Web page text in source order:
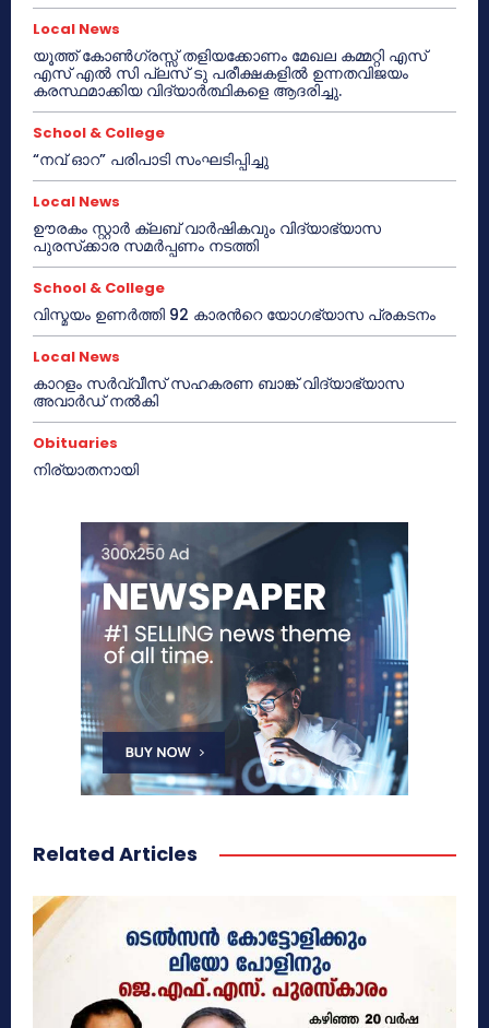
Local News
യൂത്ത് കോൺഗ്രസ്സ് തളിയക്കോണം മേഖല കമ്മറ്റി എസ്
എസ് എൽ സി പ്ലസ് ടു പരീക്ഷകളിൽ ഉന്നതവിജയം
കരസ്ഥമാക്കിയ വിദ്യാർത്ഥികളെ ആദരിച്ചു.
School & College
“നവ് ഓറ” പരിപാടി സംഘടിപ്പിച്ചു
Local News
ഊരകം സ്റ്റാർ ക്ലബ് വാർഷികവും വിദ്യാഭ്യാസ
പുരസ്‌ക്കാര സമർപ്പണം നടത്തി
School & College
വിസ്മയം ഉണർത്തി 92 കാരൻറെ യോഗഭ്യാസ പ്രകടനം
Local News
കാറളം സർവ്വീസ് സഹകരണ ബാങ്ക് വിദ്യാഭ്യാസ
അവാർഡ് നൽകി
Obituaries
നിര്യാതനായി
Related Articles